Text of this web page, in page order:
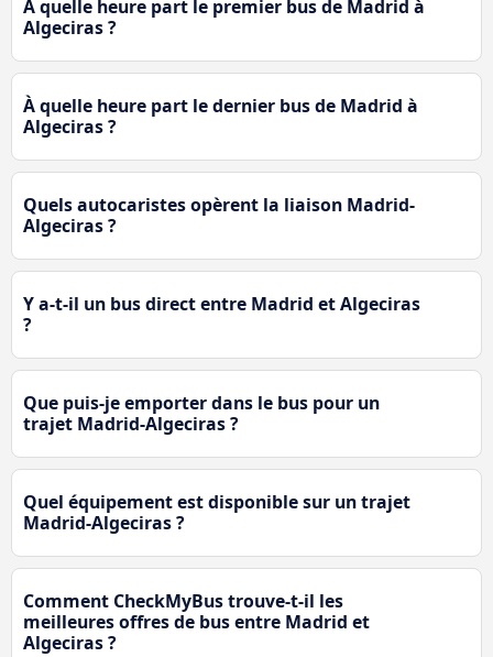
À quelle heure part le premier bus de Madrid à
Algeciras ?
À quelle heure part le dernier bus de Madrid à
Algeciras ?
Quels autocaristes opèrent la liaison Madrid-
Algeciras ?
Y a-t-il un bus direct entre Madrid et Algeciras
?
Que puis-je emporter dans le bus pour un
trajet Madrid-Algeciras ?
Quel équipement est disponible sur un trajet
Madrid-Algeciras ?
Comment CheckMyBus trouve-t-il les
meilleures offres de bus entre Madrid et
Algeciras ?